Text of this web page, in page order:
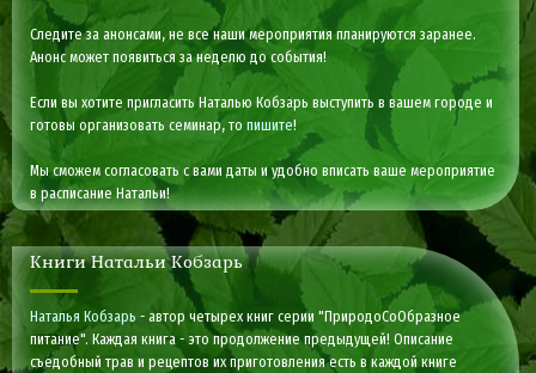
Следите за анонсами, не все наши мероприятия планируются заранее.
Анонс может появиться за неделю до события!
Если вы хотите пригласить Наталью Кобзарь выступить в вашем городе и
готовы организовать семинар, топишите!
Мы сможем согласовать с вами даты и удобно вписать ваше мероприятие
в расписание Натальи!
Книги Натальи Кобзарь
Наталья Кобзарь - автор четырех книг серии "ПриродоСоОбразное
питание". Каждая книга - это продолжение предыдущей! Описание
съедобный трав и рецептов их приготовления есть в каждой книге